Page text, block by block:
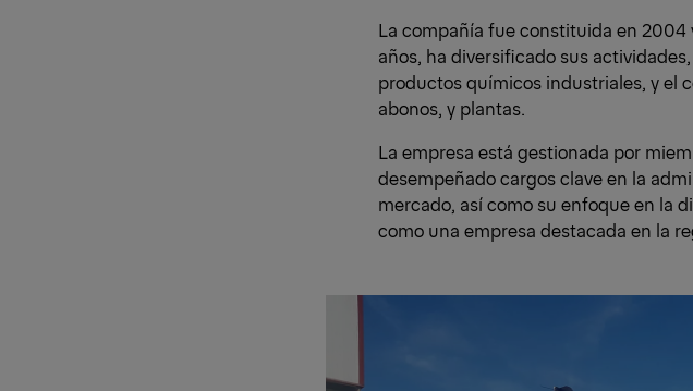
La compañía fue constituida en 2004
años, ha diversificado sus
productos químicos industriales, y el
abonos, y plantas.
La empresa está gestionada por
desempeñado cargos clave en la
mercado, así como su enfoque en la
como una empresa destacada en la